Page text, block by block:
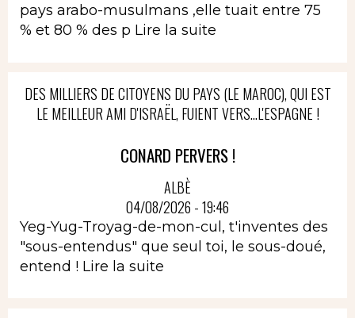
pays arabo-musulmans ,elle tuait entre 75
% et 80 % des p Lire la suite
DES MILLIERS DE CITOYENS DU PAYS (LE MAROC), QUI EST
LE MEILLEUR AMI D'ISRAËL, FUIENT VERS...L'ESPAGNE !
CONARD PERVERS !
ALBÈ
04/08/2026 - 19:46
Yeg-Yug-Troyag-de-mon-cul, t'inventes des
"sous-entendus" que seul toi, le sous-doué,
entend ! Lire la suite